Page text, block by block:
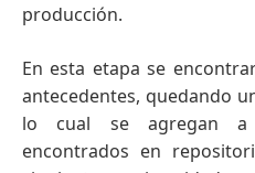
producción.
En esta etapa se
antecedentes, quedando
lo cual se agregan a
encontrados en